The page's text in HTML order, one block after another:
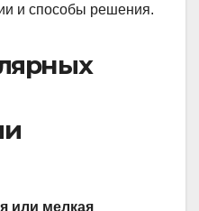
и способы решения.
или мелкая